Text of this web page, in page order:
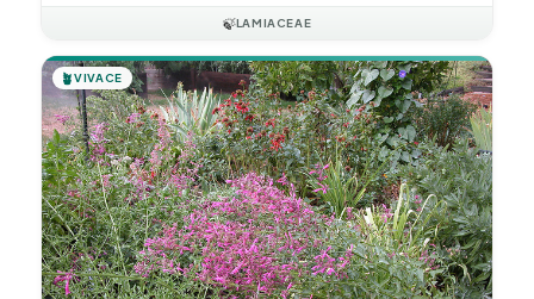
🍃LAMIACEAE
🪴VIVACE